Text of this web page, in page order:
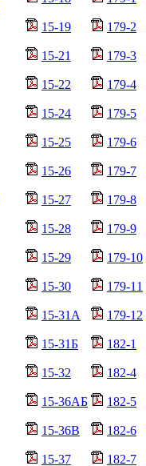
15-19
15-21
15-22
15-24
15-25
15-26
15-27
15-28
15-29
15-30
15-31А
15-31Б
15-32
15-36АБ
15-36В
15-37
179-2
179-3
179-4
179-5
179-6
179-7
179-8
179-9
179-10
179-11
179-12
182-1
182-4
182-5
182-6
182-7